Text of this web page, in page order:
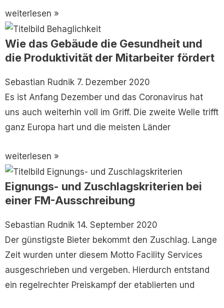
weiterlesen »
Wie das Gebäude die Gesundheit und
die Produktivität der Mitarbeiter fördert
Sebastian Rudnik 7. Dezember 2020
Es ist Anfang Dezember und das Coronavirus hat
uns auch weiterhin voll im Griff. Die zweite Welle trifft
ganz Europa hart und die meisten Länder
weiterlesen »
Eignungs- und Zuschlagskriterien bei
einer FM-Ausschreibung
Sebastian Rudnik 14. September 2020
Der günstigste Bieter bekommt den Zuschlag. Lange
Zeit wurden unter diesem Motto Facility Services
ausgeschrieben und vergeben. Hierdurch entstand
ein regelrechter Preiskampf der etablierten und